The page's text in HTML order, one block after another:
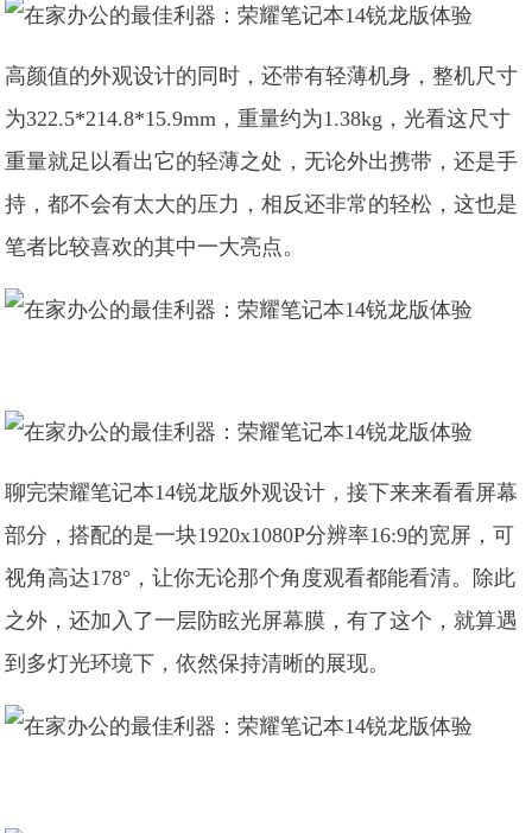
高颜值的外观设计的同时，还带有轻薄机身，整机尺寸
为322.5*214.8*15.9mm，重量约为1.38kg，光看这尺寸
重量就足以看出它的轻薄之处，无论外出携带，还是手
持，都不会有太大的压力，相反还非常的轻松，这也是
笔者比较喜欢的其中一大亮点。
聊完荣耀笔记本14锐龙版外观设计，接下来来看看屏幕
部分，搭配的是一块1920x1080P分辨率16:9的宽屏，可
视角高达178°，让你无论那个角度观看都能看清。除此
之外，还加入了一层防眩光屏幕膜，有了这个，就算遇
到多灯光环境下，依然保持清晰的展现。